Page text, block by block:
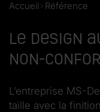
Accueil Référence
Le design
non-
L’entreprise MS-
taille avec la